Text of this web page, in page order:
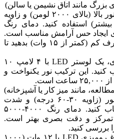
نکته مهم: از چراغ‌هایی با شدت نور بالا (بالای ۲۰۰۰ لومن) و زاویه
بیشتر) استفاده کنید. دمای رنگ
ایجاد حس آرامش مناسب است.
اولویت به لامپ‌های LED با مصرف کم (کمتر از ۱۵ وات) بدهید تا
مثال: برای اتاق نشیمن ۲۰ متری، یک لوستر LED با ۴ لامپ ۱۰
کنید. این ترکیب نور یکنواخت و
نکته مهم: چراغ‌هایی با تمرکز نور (زاویه ۳۰-۶۰ درجه) و شدت
متوسط (۸۰۰-۱۵۰۰ لومن) انتخاب کنید. دمای رنگ ۴۰۰۰-۵۰۰۰
و دقت بصری بهتر است.
کنید.
مثال: برای میز مطالعه، یک چراغ رومیزی LED با ۱۲ وات (۱۰۰۰